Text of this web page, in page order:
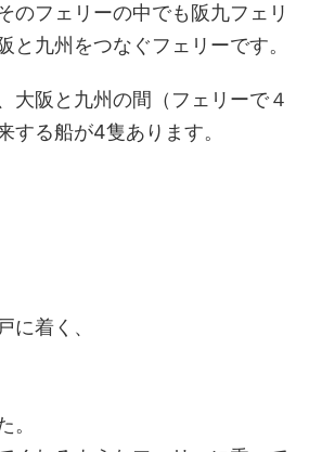
のフェリーの中でも阪九フェリ
と九州をつなぐフェリーです。
大阪と九州の間（フェリーで４
する船が4隻あります。
に着く、
。